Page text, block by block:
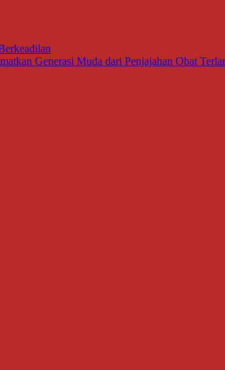
Generasi Muda dari Penjajahan Obat